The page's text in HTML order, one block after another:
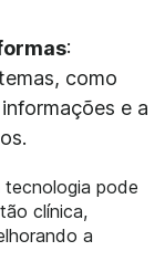
:
como
e a
tecnologia pode
clínica,
a